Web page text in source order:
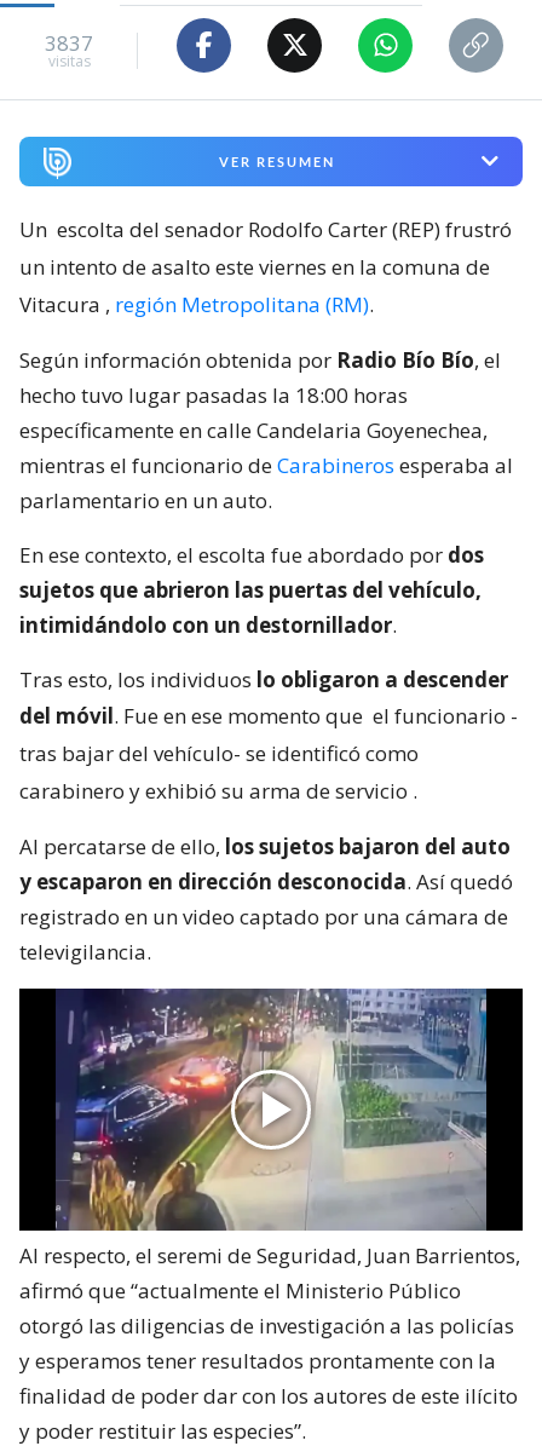
3837
visitas
VER RESUMEN
Un escolta del senador Rodolfo Carter (REP) frustró
un intento de asalto este viernes en la comuna de
Vitacura , región Metropolitana (RM).
Según información obtenida por Radio Bío Bío, el
hecho tuvo lugar pasadas la 18:00 horas
específicamente en calle Candelaria Goyenechea,
mientras el funcionario deCarabineros esperaba al
parlamentario en un auto.
En ese contexto, el escolta fue abordado por dos
sujetos que abrieron las puertas del vehículo,
intimidándolo con un destornillador.
Tras esto, los individuos lo obligaron a descender
del móvil. Fue en ese momento que el funcionario -
tras bajar del vehículo- se identificó como
carabinero y exhibió su arma de servicio .
Al percatarse de ello, los sujetos bajaron del auto
y escaparon en dirección desconocida. Así quedó
registrado en un video captado por una cámara de
televigilancia.
Al respecto, el seremi de Seguridad, Juan Barrientos,
afirmó que “actualmente el Ministerio Público
otorgó las diligencias de investigación a las policías
y esperamos tener resultados prontamente con la
finalidad de poder dar con los autores de este ilícito
y poder restituir las especies”.